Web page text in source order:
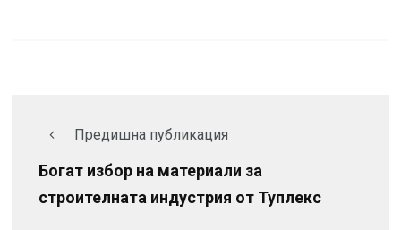
Предишна публикация
Богат избор на материали за
строителната индустрия от Туплекс